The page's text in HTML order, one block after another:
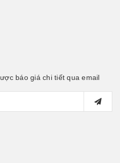
báo giá chi tiết qua email